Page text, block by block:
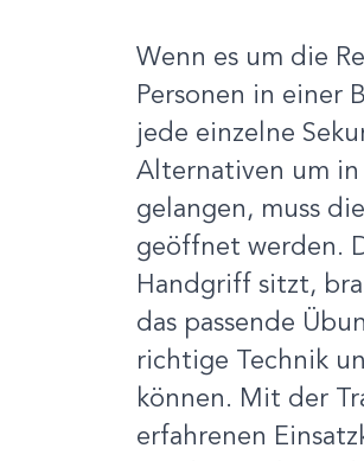
Wenn es um die
Personen in einer
jede einzelne
Alternativen um
gelangen, muss
geöffnet werden.
Handgriff sitzt,
das passende
richtige Technik
können. Mit der
erfahrenen